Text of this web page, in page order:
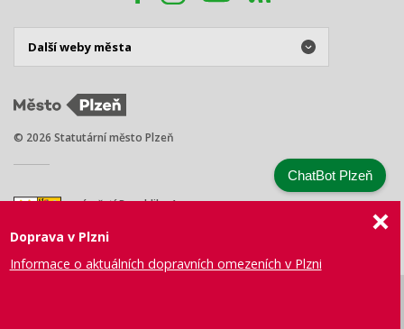
© 2026 Statutární město Plzeň
náměstí Republiky 1
Tel.: +420 378 031 111
Doprava v Plzni
Informace o aktuálních dopravních omezeních v Plzni
ChatBot Plzeň